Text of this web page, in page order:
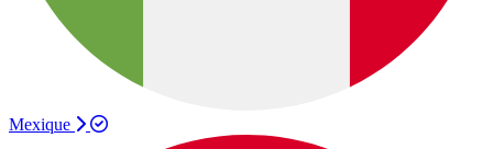
Mexique